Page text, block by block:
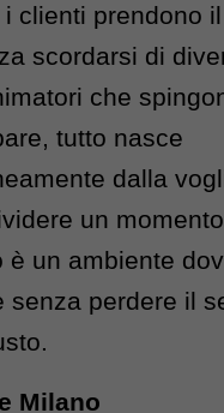
i clienti prendono
scordarsi di
che
tutto nasce
dalla
un
è un ambiente
senza perdere il
Milano